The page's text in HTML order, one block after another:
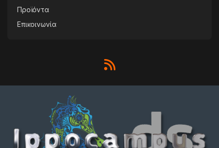
Προϊόντα
Επικοινωνία